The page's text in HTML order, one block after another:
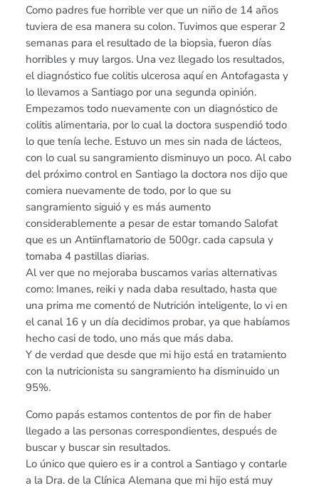
Como padres fue horrible ver que un niño de 14 años
tuviera de esa manera su colon. Tuvimos que esperar 2
semanas para el resultado de la biopsia, fueron días
horribles y muy largos. Una vez llegado los resultados,
el diagnóstico fue colitis ulcerosa aquí en Antofagasta y
lo llevamos a Santiago por una segunda opinión.
Empezamos todo nuevamente con un diagnóstico de
colitis alimentaria, por lo cual la doctora suspendió todo
lo que tenía leche. Estuvo un mes sin nada de lácteos,
con lo cual su sangramiento disminuyo un poco. Al cabo
del próximo control en Santiago la doctora nos dijo que
comiera nuevamente de todo, por lo que su
sangramiento siguió y es más aumento
considerablemente a pesar de estar tomando Salofat
que es un Antiinflamatorio de 500gr. cada capsula y
tomaba 4 pastillas diarias.
Al ver que no mejoraba buscamos varias alternativas
como: Imanes, reiki y nada daba resultado, hasta que
una prima me comentó de Nutrición inteligente, lo vi en
el canal 16 y un día decidimos probar, ya que habíamos
hecho casi de todo, uno más que más daba.
Y de verdad que desde que mi hijo está en tratamiento
con la nutricionista su sangramiento ha disminuido un
95%.
Como papás estamos contentos de por fin de haber
llegado a las personas correspondientes, después de
buscar y buscar sin resultados.
Lo único que quiero es ir a control a Santiago y contarle
a la Dra. de la Clínica Alemana que mi hijo está muy